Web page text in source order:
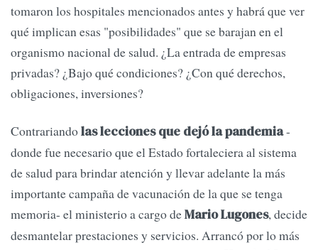
tomaron los hospitales mencionados antes y habrá que ver
qué implican esas "posibilidades" que se barajan en el
organismo nacional de salud. ¿La entrada de empresas
privadas? ¿Bajo qué condiciones? ¿Con qué derechos,
obligaciones, inversiones?
Contrariandolas lecciones que dejó la pandemia-
donde fue necesario que el Estado fortaleciera al sistema
de salud para brindar atención y llevar adelante la más
importante campaña de vacunación de la que se tenga
memoria- el ministerio a cargo deMario Lugones, decide
desmantelar prestaciones y servicios. Arrancó por lo más